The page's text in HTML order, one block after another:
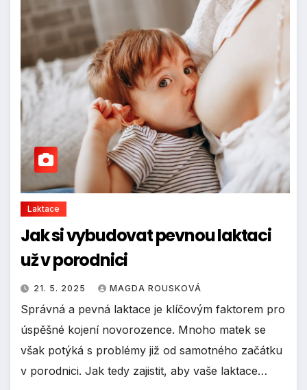
Laktace
Jak si vybudovat pevnou laktaci
už v porodnici
21. 5. 2025 MAGDA ROUSKOVÁ
Správná a pevná laktace je klíčovým faktorem pro
úspěšné kojení novorozence. Mnoho matek se
však potýká s problémy již od samotného začátku
v porodnici. Jak tedy zajistit, aby vaše laktace…